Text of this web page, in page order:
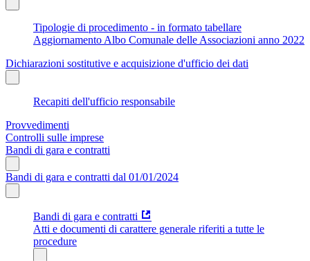
Tipologie di procedimento - in formato tabellare
Aggiornamento Albo Comunale delle Associazioni anno 2022
Dichiarazioni sostitutive e acquisizione d'ufficio dei dati
Recapiti dell'ufficio responsabile
Provvedimenti
Controlli sulle imprese
Bandi di gara e contratti
Bandi di gara e contratti dal 01/01/2024
Bandi di gara e contratti
Atti e documenti di carattere generale riferiti a tutte le
procedure